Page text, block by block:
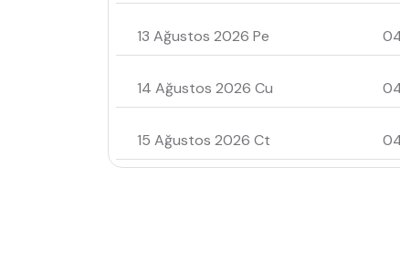
13 Ağustos 2026 Pe
14 Ağustos 2026 Cu
15 Ağustos 2026 Ct